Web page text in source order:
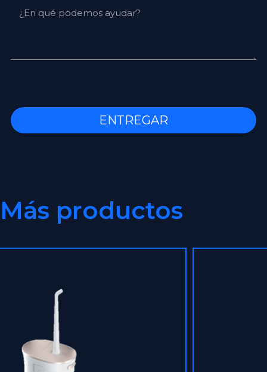
ENTREGAR
Más productos